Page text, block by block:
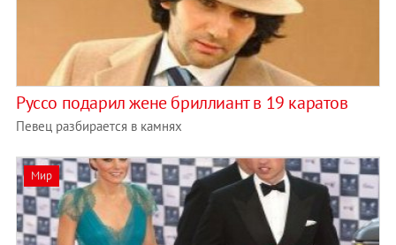
Руссо подарил жене бриллиант в 19 каратов
Певец разбирается в камнях
Мир